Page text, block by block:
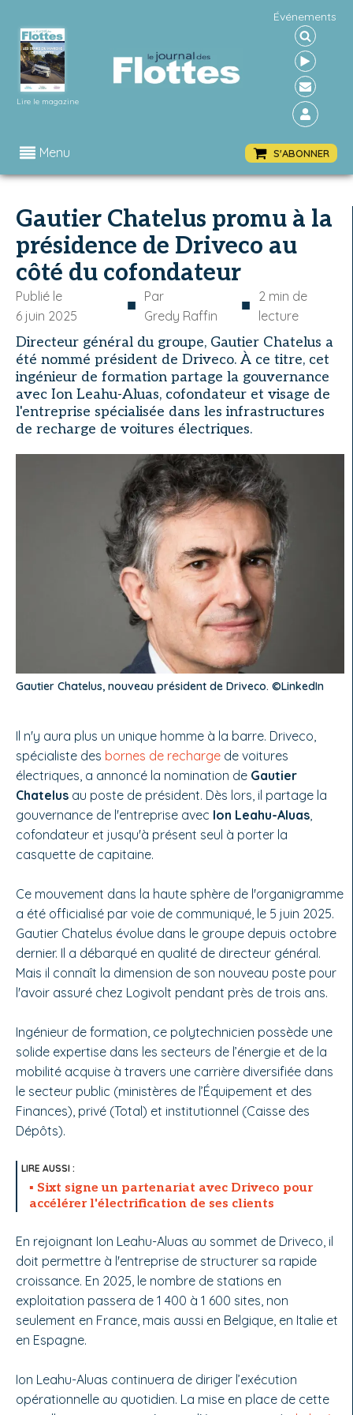
Lire le magazine
Événements
Menu S'ABONNER
Gautier Chatelus promu à la
présidence de Driveco au
côté du cofondateur
Publié le
6 juin 2025
■ Par
Gredy Raffin
■ 2 min de
lecture
Directeur général du groupe, Gautier Chatelus a
été nommé président de Driveco. À ce titre, cet
ingénieur de formation partage la gouvernance
avec Ion Leahu-Aluas, cofondateur et visage de
l'entreprise spécialisée dans les infrastructures
de recharge de voitures électriques.
Gautier Chatelus, nouveau président de Driveco. ©LinkedIn
Il n'y aura plus un unique homme à la barre. Driveco,
spécialiste des bornes de recharge de voitures
électriques, a annoncé la nomination de Gautier
Chatelus au poste de président. Dès lors, il partage la
gouvernance de l'entreprise avec Ion Leahu-Aluas
cofondateur et jusqu'à présent seul à porter la
casquette de capitaine.
Ce mouvement dans la haute sphère de l'organigramme
a été officialisé par voie de communiqué, le 5 juin 2025.
Gautier Chatelus évolue dans le groupe depuis octobre
dernier. Il a débarqué en qualité de directeur général.
Mais il connaît la dimension de son nouveau poste pour
l'avoir assuré chez Logivolt pendant près de trois ans.
Ingénieur de formation, ce polytechnicien possède une
solide expertise dans les secteurs de l’énergie et de la
mobilité acquise à travers une carrière diversifiée dans
le secteur public (ministères de l’Équipement et des
Finances), privé (Total) et institutionnel (Caisse des
Dépôts).
Sixt signe un partenariat avec Driveco pour
accélérer l'électrification de ses clients
En rejoignant Ion Leahu-Aluas au sommet de Driveco, il
doit permettre à l'entreprise de structurer sa rapide
croissance. En 2025, le nombre de stations en
exploitation passera de 1 400 à 1 600 sites, non
seulement en France, mais aussi en Belgique, en Italie et
en Espagne.
Ion Leahu-Aluas continuera de diriger l’exécution
opérationnelle au quotidien. La mise en place de cette